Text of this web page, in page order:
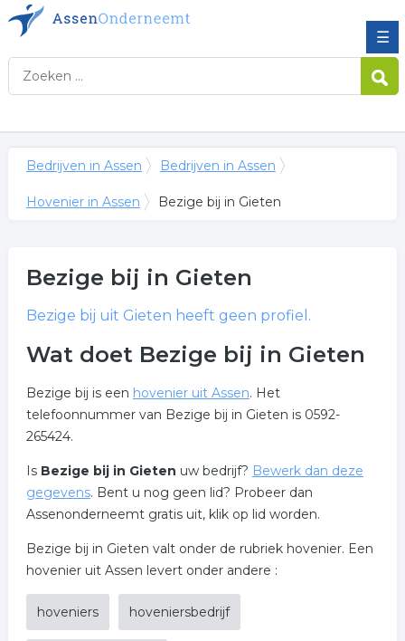
☰
Bedrijven in Assen Bedrijven in Assen
Hovenier in Assen Bezige bij in Gieten
Bezige bij in Gieten
Bezige bij uit Gieten heeft geen profiel.
Wat doet Bezige bij in Gieten
Bezige bij is een hovenier uit Assen. Het
telefoonnummer van Bezige bij in Gieten is 0592-
265424.
Is Bezige bij in Gieten uw bedrijf? Bewerk dan deze
gegevens. Bent u nog geen lid? Probeer dan
Assenonderneemt gratis uit, klik op lid worden.
Bezige bij in Gieten valt onder de rubriek hovenier. Een
hovenier uit Assen levert onder andere :
hoveniers hoveniersbedrijf